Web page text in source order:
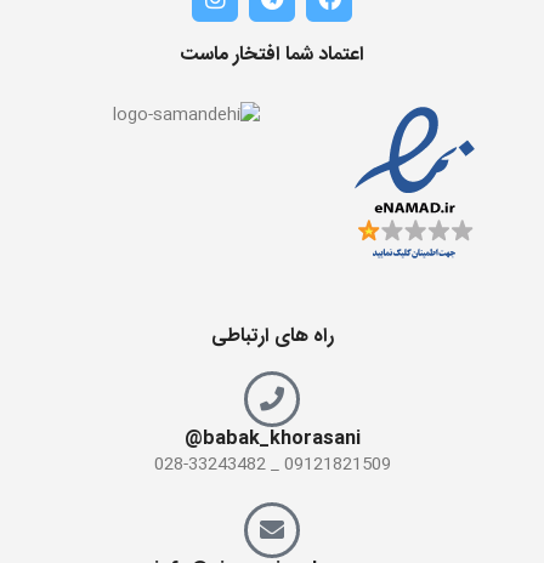
اعتماد شما افتخار ماست
راه های ارتباطی
babak_khorasani@
09121821509 _ 028-33243482